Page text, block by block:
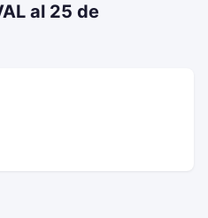
al 25 de